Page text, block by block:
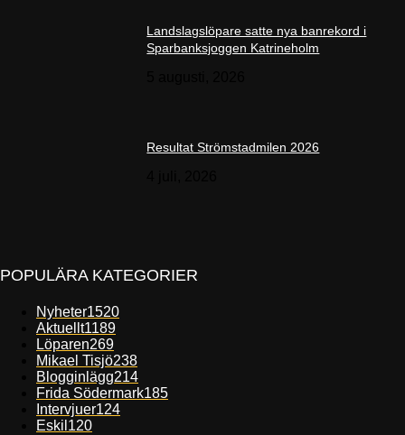
Landslagslöpare satte nya banrekord i
Sparbanksjoggen Katrineholm
Resultat Strömstadmilen 2026
POPULÄRA KATEGORIER
Nyheter1520
Aktuellt1189
Löparen269
Mikael Tisjö238
Blogginlägg214
Frida Södermark185
Intervjuer124
Eskil 120